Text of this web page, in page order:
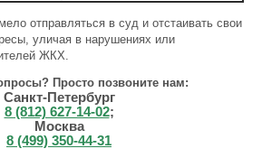
отправляться в суд и отстаивать свои
уличая в нарушениях или
ЖКХ.
Просто позвоните нам:
Санкт-Петербург
8 (812) 627-14-02;
Москва
8 (499) 350-44-31